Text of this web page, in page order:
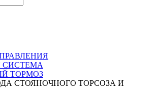
СИСТЕМА
ТОРМОЗ
СТОЯНОЧНОГО ТОРСОЗА И